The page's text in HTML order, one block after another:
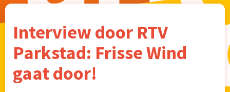
Interview door RTV
Parkstad: Frisse Wind
gaat door!